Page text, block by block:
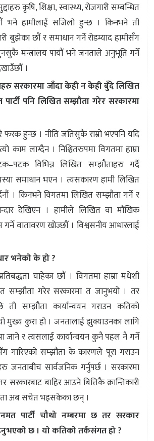
कृषि, शिक्षा, स्वास्थ्य, रोजगारी सम्बन्धित
भने हामीलाई सजिलो हुन्छ । किनभने ती
बुझेका छौं र समाधान गर्ने रोडम्याद हामीसँग
मन्त्रालय पायौं भने जनताले अनुभूति गर्ने
।
सरकारमा जाँदा केही न केही बुँदे लिखित
पनि लिखित सम्झौता गरेर सरकारमा
हुन्छ । नीति जतिसुकै राम्रो भएपनि यदि
काम लाग्दैन । निश्चितरुपमा विगतमा हाम्रा
विभिन्न लिखित सम्झौताहरु गर्दै
समाधान भएन । त्यसकारण हामी लिखित
। किनभने विगतमा लिखित सम्झौता गर्ने र
देखिएन । हामीले लिखित वा मौखिक
गर्ने वातावरण खोज्छौं । विश्वसनीय आधारलाई
भनेको के हो ?
चाहेका छौं । विगतमा हाम्रा मधेशी
सम्झौता गरेर सरकारमा त जानुभयो । तर
ती सम्झौता कार्यान्वयन गराउन कतिको
मुख्य कुरा हो । जनतालाई झुक्याउनका लागि
जाने र त्यसलाई कार्यान्वयन कुनै पहल नै गर्ने
गारिएको सम्झौता के कारणले पूरा गराउन
जनताबीच सार्वजनिक गर्नुपर्छ । सरकारमा
बाहिर आउने बित्तिकै क्रान्तिकारी
अब सचेत भइसकेका छन् ।
पार्टी चौथो नम्बरमा छ तर सरकार
छ । यो कतिको तर्कसंगत हो ?